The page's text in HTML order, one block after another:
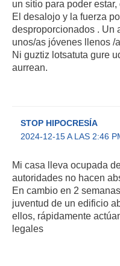
un sitio para poder
El desalojo y la fuerza
desproporcionados . Un
unos/as jóvenes llenos /
Ni guztiz lotsatuta gure
aurrean.
STOP HIPOCRESÍA
2024-12-15 A LAS 2:46
Mi casa lleva ocupada
autoridades no hacen
En cambio en 2
juventud de un edificio
ellos, rápidamente
legales